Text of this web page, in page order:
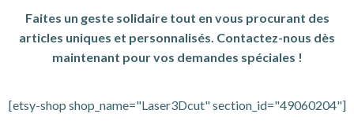
Faites un geste solidaire tout en vous procurant des
articles uniques et personnalisés. Contactez-nous dès
maintenant pour vos demandes spéciales !
[etsy-shop shop_name="Laser3Dcut" section_id="49060204"]